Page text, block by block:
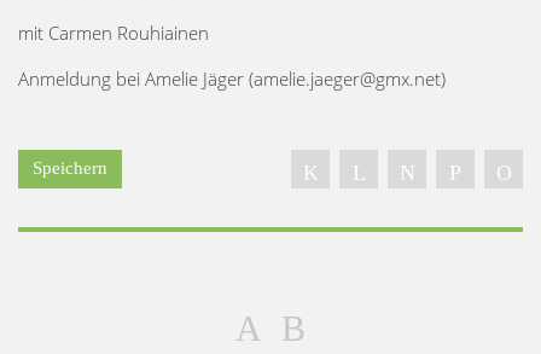
mit Carmen Rouhiainen
Anmeldung bei Amelie Jäger (amelie.jaeger@gmx.net)
Speichern